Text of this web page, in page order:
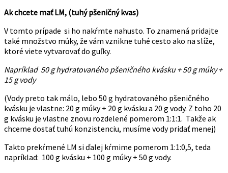
Ak chcete mať LM, (tuhý pšeničný kvas)
V tomto prípade si ho nakŕmte nahusto. To znamená pridajte
také množstvo múky, že vám vznikne tuhé cesto ako na slíže,
ktoré viete vytvarovať do guľky.
Napríklad 50 g hydratovaného pšeničného kvásku + 50 g múky +
15 g vody
(Vody preto tak málo, lebo 50 g hydratovaného pšeničného
kvásku je vlastne: 20 g múky + 20 g kvásku a 20 g vody. Z toho 20
g kvásku je vlastne znovu rozdelené pomerom 1:1:1. Takže ak
chceme dostať tuhú konzistenciu, musíme vody pridať menej)
Takto prekŕmené LM si ďalej kŕmime pomerom 1:1:0,5, teda
napríklad: 100 g kvásku + 100 g múky + 50 g vody.